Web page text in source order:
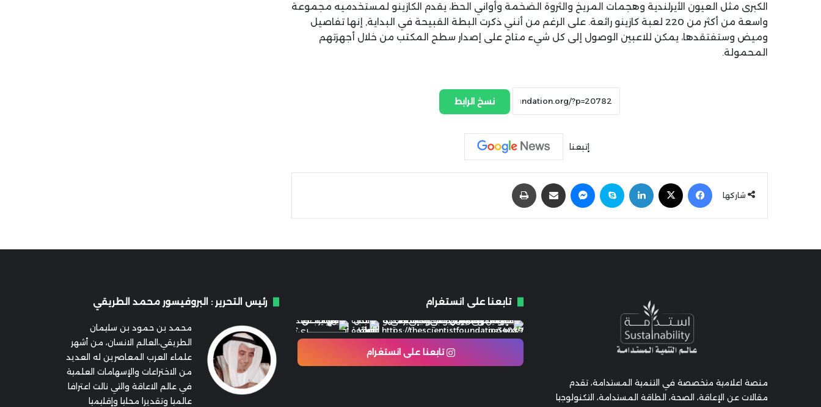
الكبرى مثل العيون الأيرلندية وهجمات المريخ والثروة الضخمة وأواني الحظ، يقدم الكازينو لمستخدميه مجموعة
واسعة من أكثر من 220 لعبة كازينو رائعة. على الرغم من أنني ذكرت البطة القبيحة في البداية, إنها تفاصيل
وميض وستفتقدها، يمكن للاعبين الوصول إلى كل شيء متاح على إصدار سطح المكتب من خلال أجهزتهم
المحمولة.
نسخ الرابط
إتبعنا
شاركها
فيسبوك لينكدإن سكايب ماسنجر مشاركة عبر البريد
منصة اعلامية متخصصة في التنمية المستدامة، تقدم
مقالات عن الإعاقة، الصحة، الطاقة المستدامة، التكنولوجيا
تابعنا على انستغرام
تابعنا على انستغرام
رئيس التحرير : البروفيسور محمد الطريقي
محمد بن حمود بن سليمان
الطريقي،العالم الانسان، من أشهر
علماء العرب المعاصرين له العديد
من الاختراعات والإسهامات العلمية
في عالم الاعاقة والتي نالت اعترافا
عالميا وتقديرا محليا وإقليميا